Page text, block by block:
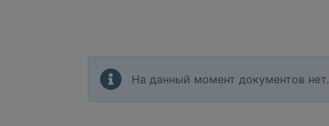
На данный момент документов нет.